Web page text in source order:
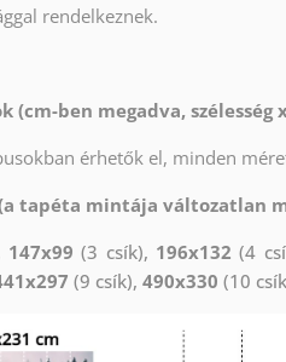
rendelkeznek.
ben megadva, szélesség
érhetők el, minden
tapéta mintája változatlan
147x99 (3 csík), 196x132 (4
(9 csík), 490x330 (10